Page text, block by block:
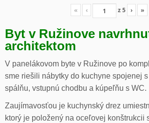
« ‹ z5 › »
Byt v Ružinove
architektom
V panelákovom byte v Ružinove po
sme riešili nábytky do kuchyne spojenej
spálňu, vstupnú chodbu a kúpeľňu s WC.
Zaujímavosťou je kuchynský drez
ktorý je položený na oceľovej konštrukcii